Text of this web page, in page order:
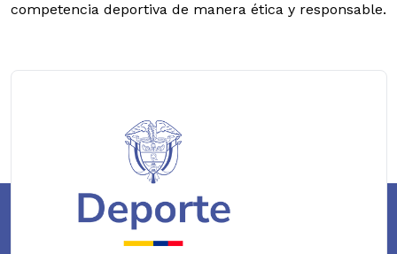
competencia deportiva de manera ética y responsable.